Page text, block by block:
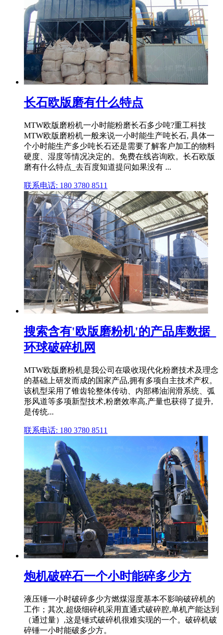
长石欧版磨有什么特点
MTW欧版磨粉机一小时能粉磨长石多少吨?重工科技
MTW欧版磨粉机一般来说一小时能生产吨长石, 具体一
个小时能生产多少吨长石还是需要了解客户加工的物料
硬度、湿度等情况决定的。免费在线咨询欧。长石欧版
磨有什么特点_去百度知道提问如果没有 ...
联系电话: 180 3780 8511
搜索含有'欧版磨粉机'的产品库数据_
环球破碎机网
MTW欧版磨粉机是我公司在吸收现代化粉磨技术及理念
的基础上研发而成的国家产品,拥有多项自主技术产权。
该机型采用了锥齿轮整体传动、内部稀油润滑系统、弧
形风道等多项新型技术,粉磨效率高,产量也获得了提升,
是传统...
联系电话: 180 3780 8511
炮机破碎石一个小时能碎多少方
液压锤一小时破碎多少方燃煤湿度基本不影响破碎机的
工作；其次,超级细碎机采用直通式破碎腔,单机产能达到
（通过量）,这是锤式破碎机很难实现的一个。破碎机破
碎锤一小时能破多少方。